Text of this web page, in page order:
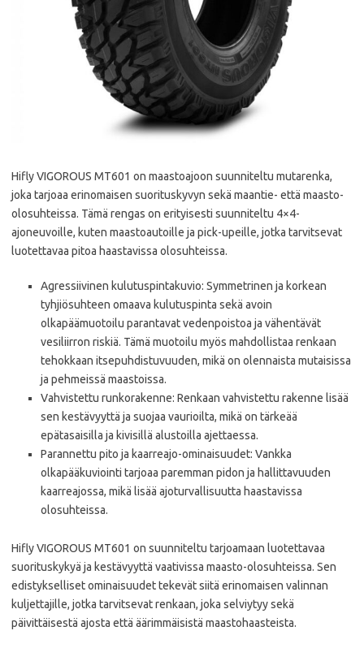
Hifly VIGOROUS MT601 on maastoajoon suunniteltu mutarenka,
joka tarjoaa erinomaisen suorituskyvyn sekä maantie- että maasto-
olosuhteissa. Tämä rengas on erityisesti suunniteltu 4×4-
ajoneuvoille, kuten maastoautoille ja pick-upeille, jotka tarvitsevat
luotettavaa pitoa haastavissa olosuhteissa. ​
Agressiivinen kulutuspintakuvio: Symmetrinen ja korkean
tyhjiösuhteen omaava kulutuspinta sekä avoin
olkapäämuotoilu parantavat vedenpoistoa ja vähentävät
vesiliirron riskiä. Tämä muotoilu myös mahdollistaa renkaan
tehokkaan itsepuhdistuvuuden, mikä on olennaista mutaisissa
ja pehmeissä maastoissa. ​
Vahvistettu runkorakenne: Renkaan vahvistettu rakenne lisää
sen kestävyyttä ja suojaa vaurioilta, mikä on tärkeää
epätasaisilla ja kivisillä alustoilla ajettaessa. ​
Parannettu pito ja kaarreajo-ominaisuudet: Vankka
olkapääkuviointi tarjoaa paremman pidon ja hallittavuuden
kaarreajossa, mikä lisää ajoturvallisuutta haastavissa
olosuhteissa. ​
Hifly VIGOROUS MT601 on suunniteltu tarjoamaan luotettavaa
suorituskykyä ja kestävyyttä vaativissa maasto-olosuhteissa. Sen
edistykselliset ominaisuudet tekevät siitä erinomaisen valinnan
kuljettajille, jotka tarvitsevat renkaan, joka selviytyy sekä
päivittäisestä ajosta että äärimmäisistä maastohaasteista. ​